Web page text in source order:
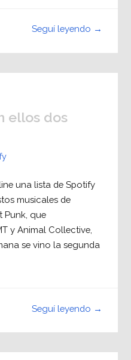
Seguí leyendo →
ellos dos
una lista de Spotify
musicales de
Punk, que
y Animal Collective,
se vino la segunda
Seguí leyendo →